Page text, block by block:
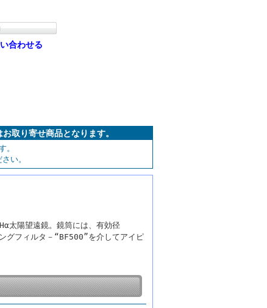
合わせる
取り寄せ商品となります。
。
い。
太陽望遠鏡。鏡筒には、有効径
グフィルタ－“BF500”を介してアイピ